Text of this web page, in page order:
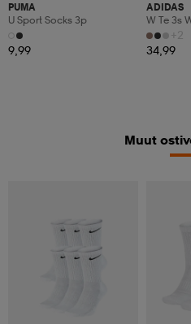
PUMA
U Sport Socks 3p
9,99
ADIDAS
W Te 3s
+2
34,99
Muut